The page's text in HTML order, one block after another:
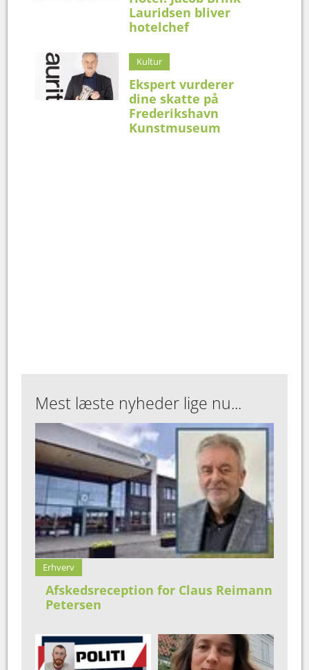
Lauridsen bliver
hotelchef
Kultur
Ekspert vurderer
dine skatte på
Frederikshavn
Kunstmuseum
Mest læste nyheder lige nu...
Erhverv
Afskedsreception for Claus Reimann
Petersen